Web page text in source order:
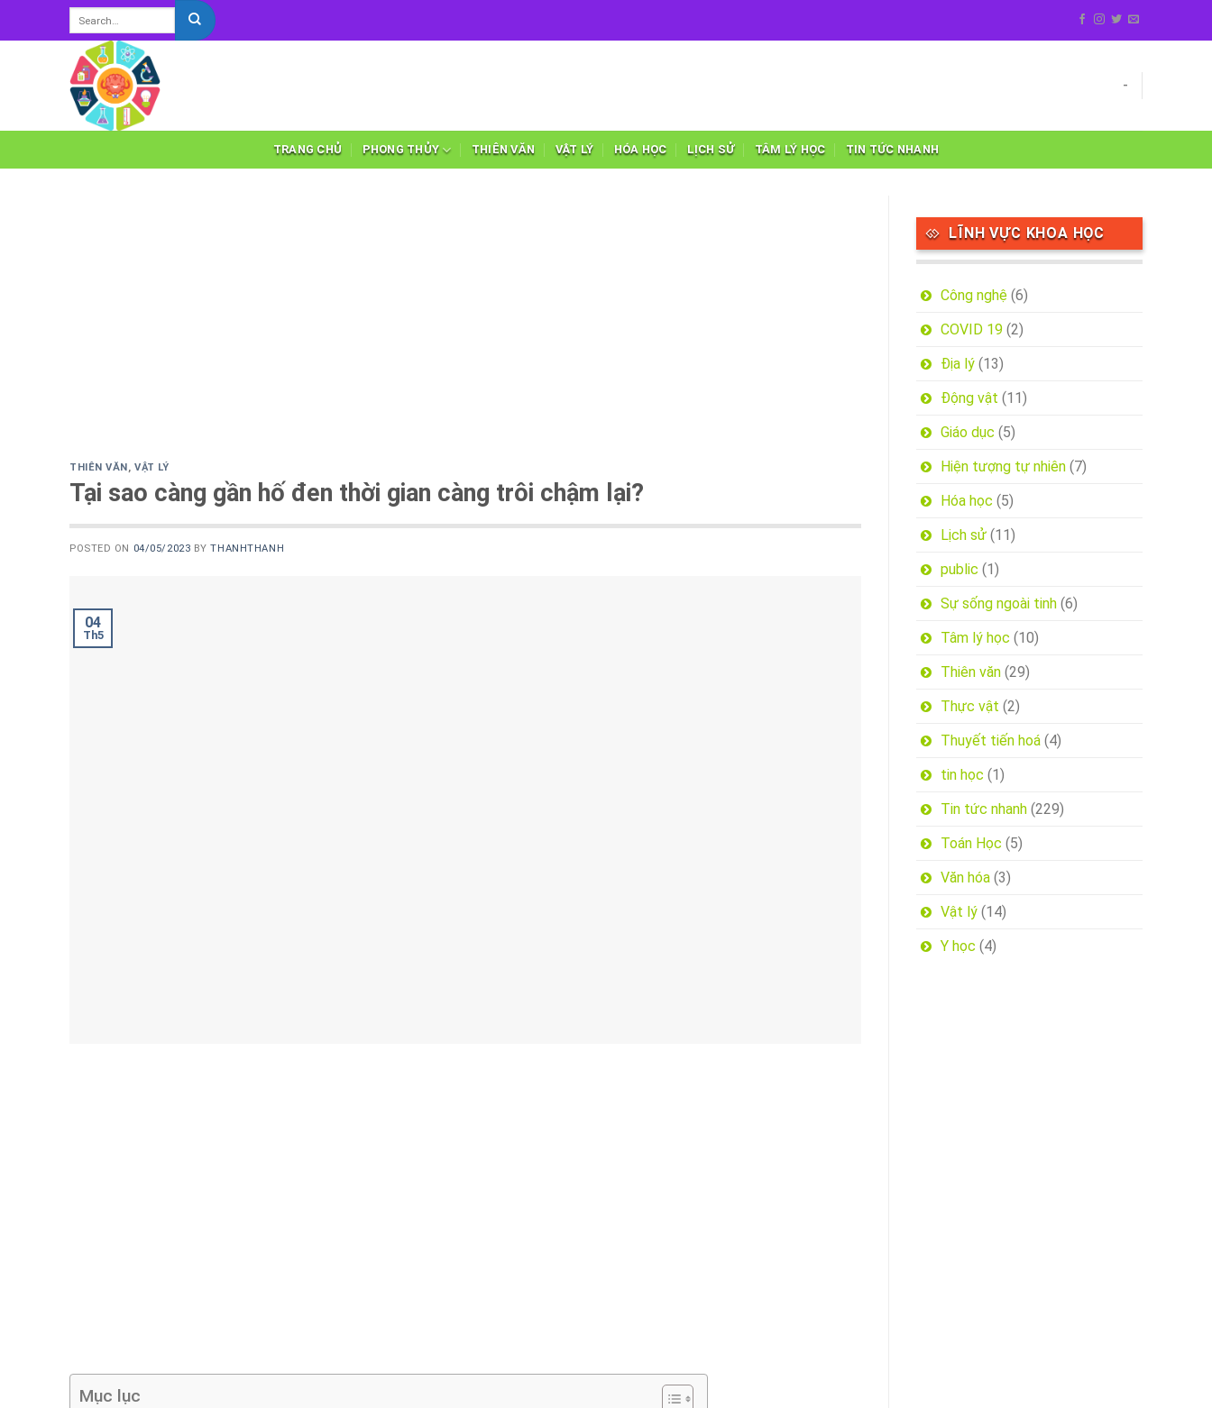
-
TRANG CHỦ PHONG THỦY THIÊN VĂN VẬT LÝ HÓA HỌC LỊCH SỬ TÂM LÝ HỌC TIN TỨC NHANH
THIÊN VĂN,VẬT LÝ
Tại sao càng gần hố đen thời gian càng trôi chậm lại?
POSTED ON 04/05/2023 BYTHANHTHANH
04
Th5
Mục lục
LĨNH VỰC KHOA HỌC
Công nghệ(6)
COVID 19(2)
Địa lý(13)
Động vật (11)
Giáo dục (5)
Hiện tượng tự nhiên(7)
Hóa học (5)
Lịch sử(11)
public (1)
Sự sống ngoài tinh(6)
Tâm lý học (10)
Thiên văn(29)
Thực vật (2)
Thuyết tiến hoá(4)
tin học (1)
Tin tức nhanh(229)
Toán Học (5)
Văn hóa(3)
Vật lý(14)
Y học (4)